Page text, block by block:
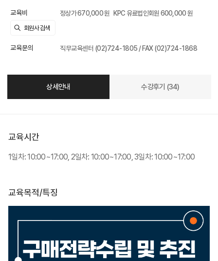
교육비 정상가 670,000 원 KPC 유료법인회원 600,000 원
교육문의 직무교육센터 (02)724-1805 / FAX (02)724-1868
상세안내 수강후기 (34)
교육시간
1일차: 10:00~17:00, 2일차: 10:00~17:00, 3일차: 10:00~17:00
교육목적/특징